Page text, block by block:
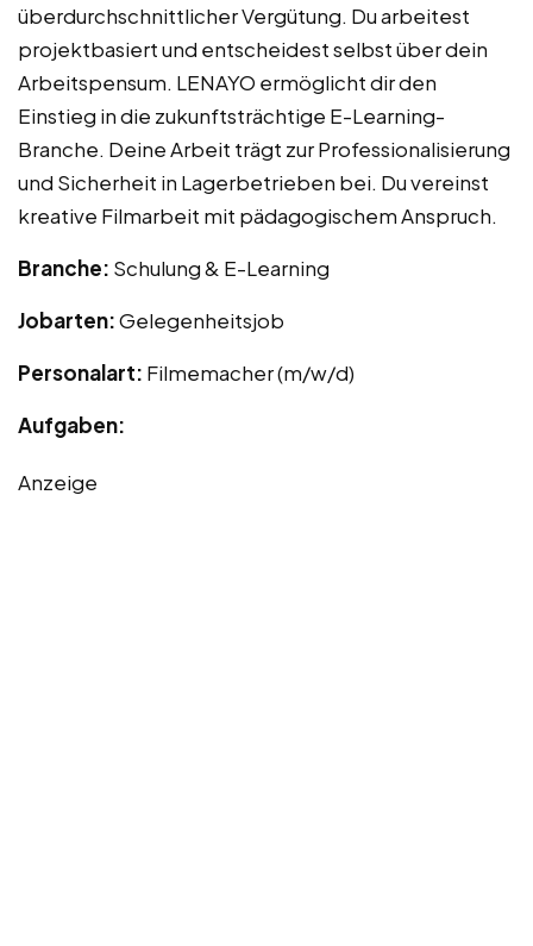
überdurchschnittlicher Vergütung. Du arbeitest
projektbasiert und entscheidest selbst über dein
Arbeitspensum. LENAYO ermöglicht dir den
Einstieg in die zukunftsträchtige E-Learning-
Branche. Deine Arbeit trägt zur Professionalisierung
und Sicherheit in Lagerbetrieben bei. Du vereinst
kreative Filmarbeit mit pädagogischem Anspruch.
Branche: Schulung & E-Learning
Jobarten:Gelegenheitsjob
Personalart: Filmemacher (m/w/d)
Aufgaben:
Anzeige